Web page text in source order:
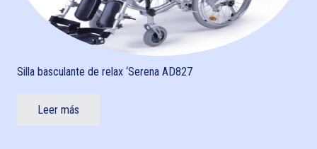
Silla basculante de relax ‘Serena AD827
Leer más